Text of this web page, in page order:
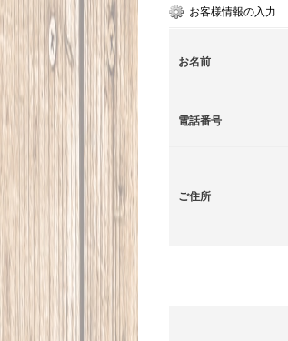
お客様情報の入力
お名前
電話番号
ご住所